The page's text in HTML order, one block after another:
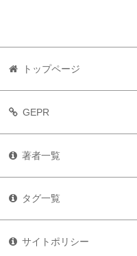
トップページ
GEPR
著者一覧
タグ一覧
サイトポリシー